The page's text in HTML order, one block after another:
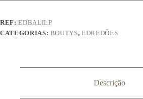
REF:EDBALILP
CATEGORIAS: BOUTYS,EDREDÕES
Descrição